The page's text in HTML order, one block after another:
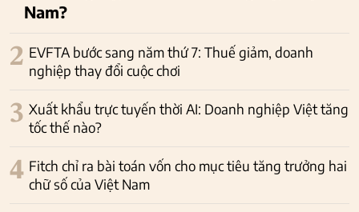
Nam?
2 EVFTA bước sang năm thứ 7: Thuế giảm, doanh
nghiệp thay đổi cuộc chơi
3 Xuất khẩu trực tuyến thời AI: Doanh nghiệp Việt tăng
tốc thế nào?
4 Fitch chỉ ra bài toán vốn cho mục tiêu tăng trưởng hai
chữ số của Việt Nam